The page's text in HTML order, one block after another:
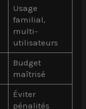
Usage
familial,
multi-
utilisateurs
Budget
maîtrisé
Éviter
pénalités